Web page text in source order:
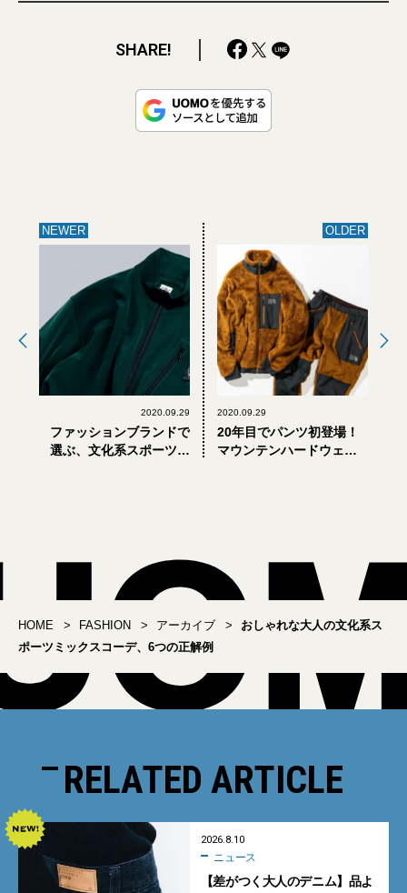
SHARE!
NEWER
2020.09.29
ファッションブランドで
選ぶ、文化系スポーツ名
OLDER
2020.09.29
20年目でパンツ初登場！
マウンテンハードウェア
HOME FASHION アーカイブ
おしゃれな大人の文化系ス
ポーツミックスコーデ、6つの正解例
RELATED ARTICLE
2026.8.10
ニュース
【差がつく大人のデニム】品よ